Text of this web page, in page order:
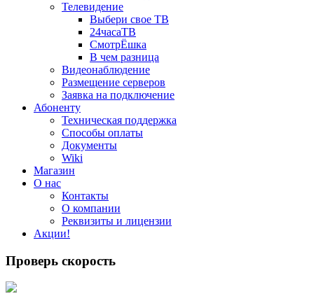
Телевидение
Выбери свое ТВ
24часаТВ
СмотрЁшка
В чем разница
Видеонаблюдение
Размещение серверов
Заявка на подключение
Абоненту
Техническая поддержка
Способы оплаты
Документы
Wiki
Магазин
О нас
Контакты
О компании
Реквизиты и лицензии
Акции!
Проверь скорость